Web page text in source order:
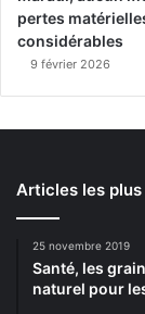
pertes
considérables
9 février 2026
Articles les
25 novembre 2019
Santé, les
naturel pour